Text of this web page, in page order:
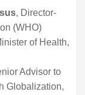
, Director-
(WHO)
of Health,
Advisor to
Globalization,